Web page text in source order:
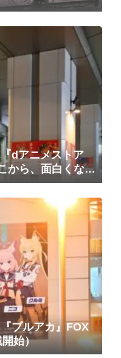
dアニメストア
から、面白くな
開始）
ブルアカ』FOX
始）